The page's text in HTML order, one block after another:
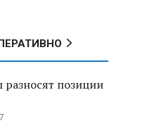
позиции